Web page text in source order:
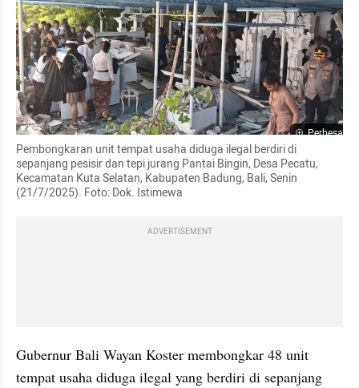
Perbesar
Pembongkaran unit tempat usaha diduga ilegal berdiri di
sepanjang pesisir dan tepi jurang Pantai Bingin, Desa Pecatu,
Kecamatan Kuta Selatan, Kabupaten Badung, Bali, Senin
(21/7/2025). Foto: Dok. Istimewa
ADVERTISEMENT
Gubernur Bali Wayan Koster membongkar 48 unit
tempat usaha diduga ilegal yang berdiri di sepanjang